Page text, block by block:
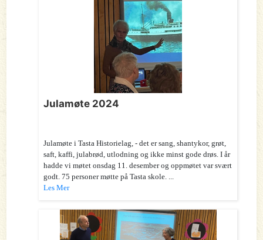
Julamøte 2024
Julamøte i Tasta Historielag, - det er sang, shantykor, grøt,
saft, kaffi, julabrød, utlodning og ikke minst gode drøs. I år
hadde vi møtet onsdag 11. desember og oppmøtet var svært
godt. 75 personer møtte på Tasta skole. ...
Les Mer